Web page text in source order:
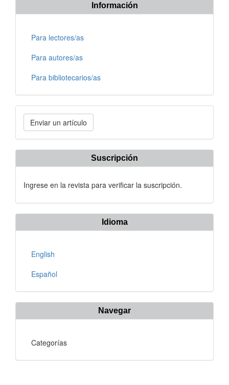
Información
Para lectores/as
Para autores/as
Para bibliotecarios/as
Enviar
un
artículo
Enviar un artículo
Suscripción
Ingrese en la revista para verificar la suscripción.
Idioma
English
Español
Navegar
Categorías